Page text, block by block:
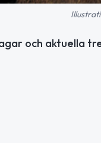
och aktuella